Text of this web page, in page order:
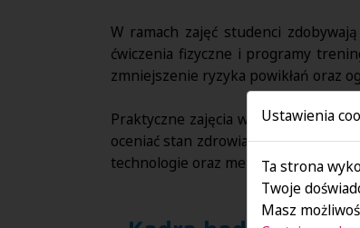
W ramach zajęć studenci
ćwiczenia fizyczne i programy
zmniejszenie ryzyka powikłań oraz
Praktyczne zajęcia w Zakładzie
oceniać stan zdrowia pacjentów,
technologie oraz metody terapii,
Ustawienia
Ta strona
Twoje
Masz